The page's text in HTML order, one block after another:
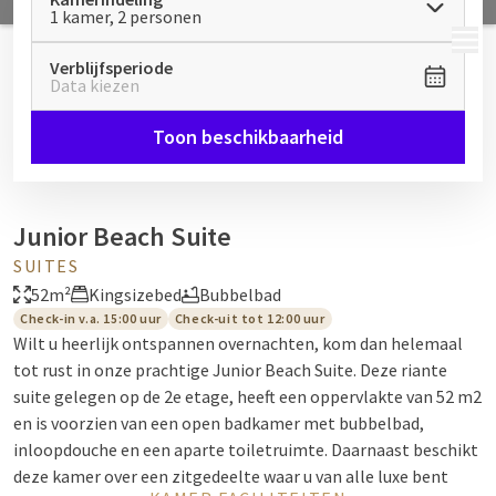
MENU
1 kamer, 2 personen
Verblijfsperiode
Data kiezen
Toon beschikbaarheid
Junior Beach Suite
SUITES
52m²
Kingsizebed Bubbelbad
Check-in v.a. 15:00 uur Check-uit tot 12:00 uur
Wilt u heerlijk ontspannen overnachten, kom dan helemaal
tot rust in onze prachtige Junior Beach Suite. Deze riante
suite gelegen op de 2e etage, heeft een oppervlakte van 52 m2
en is voorzien van een open badkamer met bubbelbad,
inloopdouche en een aparte toiletruimte. Daarnaast beschikt
deze kamer over een zitgedeelte waar u van alle luxe bent